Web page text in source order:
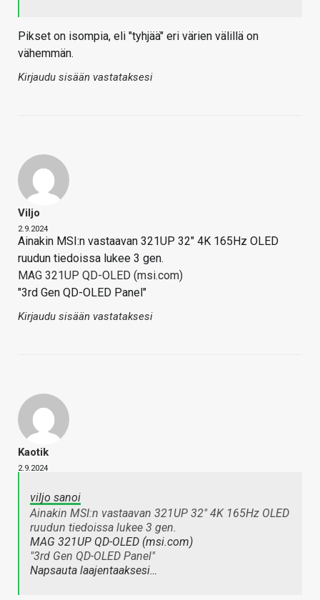
Pikset on isompia, eli "tyhjää" eri värien välillä on
vähemmän.
Kirjaudu sisään vastataksesi
Viljo
2.9.2024
Ainakin MSI:n vastaavan 321UP 32" 4K 165Hz OLED
ruudun tiedoissa lukee 3 gen.
MAG 321UP QD-OLED (msi.com)
"3rd Gen QD-OLED Panel"
Kirjaudu sisään vastataksesi
Kaotik
2.9.2024
viljo sanoi
Ainakin MSI:n vastaavan 321UP 32" 4K 165Hz OLED
ruudun tiedoissa lukee 3 gen.
MAG 321UP QD-OLED (msi.com)
"3rd Gen QD-OLED Panel"
Napsauta laajentaaksesi…